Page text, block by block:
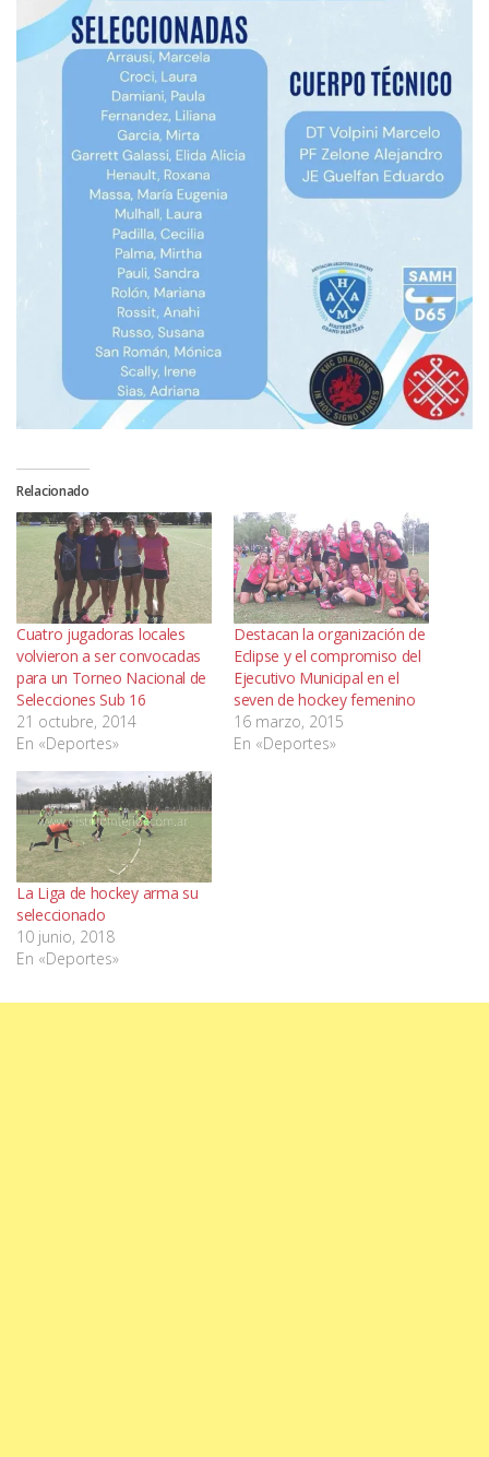
Relacionado
Cuatro jugadoras locales
volvieron a ser convocadas
para un Torneo Nacional de
Selecciones Sub 16
21 octubre, 2014
En «Deportes»
Destacan la organización de
Eclipse y el compromiso del
Ejecutivo Municipal en el
seven de hockey femenino
16 marzo, 2015
En «Deportes»
La Liga de hockey arma su
seleccionado
10 junio, 2018
En «Deportes»